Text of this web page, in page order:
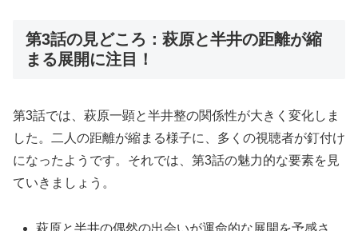
第3話の見どころ：萩原と半井の距離が縮
まる展開に注目！
第3話では、萩原一顕と半井整の関係性が大きく変化しま
した。二人の距離が縮まる様子に、多くの視聴者が釘付け
になったようです。それでは、第3話の魅力的な要素を見
ていきましょう。